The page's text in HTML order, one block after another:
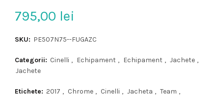
795,00 lei
SKU: PE507N75--FUGAZC
Categorii: Cinelli , Echipament , Echipament , Jachete ,
Jachete
Etichete: 2017 , Chrome , Cinelli , Jacheta , Team ,